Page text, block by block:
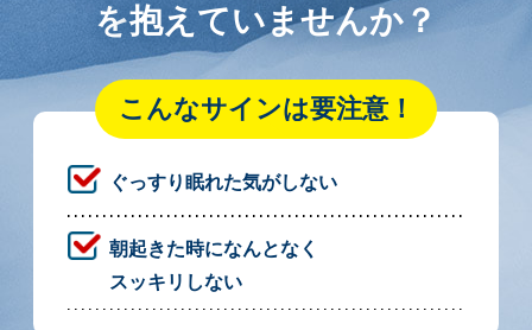
を抱えていませんか？
こんなサインは要注意！
ぐっすり眠れた気がしない
朝起きた時になんとなく
スッキリしない